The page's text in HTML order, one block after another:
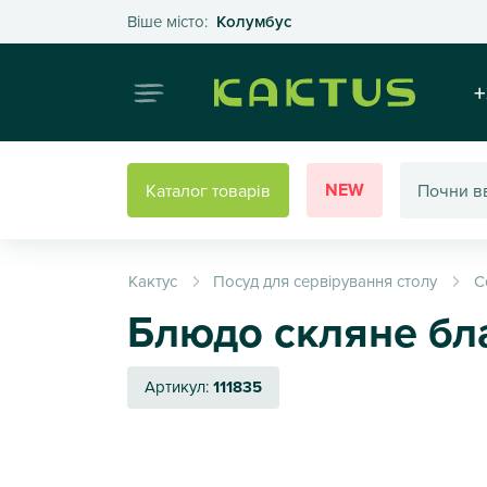
Віше місто: КолумбусОберіть своє місто
Каталог товарів NEW
Кактус Посуд для сервірування столу
Блюдо скляне
Артикул:111835